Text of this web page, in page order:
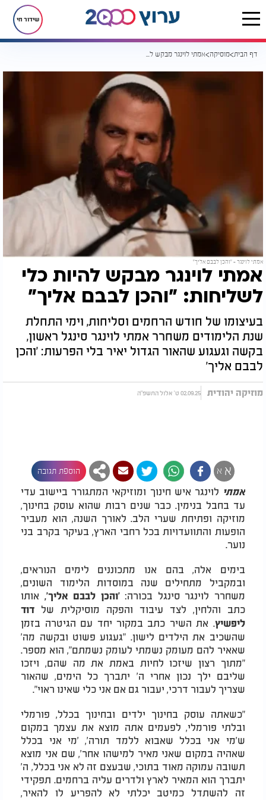
שידור חי
דף הבית מוסיקה אמתי לוינגר מבקש להיות כלי לשליחות: "והכן לבבם אליך"
אמתי לוינגר - "והכן לבבם אליך"
אמתי לוינגר מבקש להיות כלי
לשליחות: "והכן לבבם אליך"
בעיצומו של חודש הרחמים וסליחות, וימי התחלת
שנת הלימודים משחרר אמתי לוינגר סינגל ראשון,
בקשה וגעגוע שהאור הגדול יאיר בלי הפרעות: 'והכן
לבבם אליך'
מוזיקה יהודית 02.09.25 ט' אלול התשפ"ה
א א הוספת תגובה
אמתי לוינגר איש חינוך ומוזיקאי המתגורר ביישוב עדי
עד בחבל בנימין. כבר שנים רבות שהוא עוסק בחינוך,
מוזיקה ופתיחת שערי הלב. לאורך השנה, הוא מעביר
הופעות והתוועדויות בכל רחבי הארץ, בעיקר בקרב בני
נוער.
בימים אלה, בהם אנו מתכוננים לימים הנוראים,
ובמקביל מתחילים שנה במוסדות הלימוד השונים,
משחרר לוינגר סינגל בכורה:'והכן לבבם אליך', אותו
כתב והלחין, לצד עיבוד והפקה מוסיקלית של דוד
ליפשיץ. את השיר כתב במקור יחד עם הגיטרה בזמן
שהשכיב את הילדים לישון. "געגוע פשוט ובקשה מה'
שאאיר להם מעומק נשמתי לעומק נשמתם", הוא מספר.
"מתוך רצון שיזכו לחיות באמת את מה שהם, ויזכו
שליבם ילך נכון אחרי ה' יתברך כל הימים, שהאור
שצריך לעבור דרכי, יעבור גם אם אני כלי שאינו ראוי".
"כשאתה עוסק בחינוך ילדים ובחינוך בכלל, פורמלי
ובלתי פורמלי, לפעמים אתה מוצא את עצמך במקום
ש'מי אני בכלל שאבוא ללמד תורה', 'מי אני בכלל
שאהיה במקום שאני מאיר למישהו אחר', שם אני מוצא
תשובה עמוקה מאוד בתוכי, שבעצם זה לא אני בכלל, ה'
יתברך הוא המאיר לארץ ולדרים עליה ברחמים. תפקידי
זה להשתדל כמיטב יכלתי לא להפריע לו להאיר,